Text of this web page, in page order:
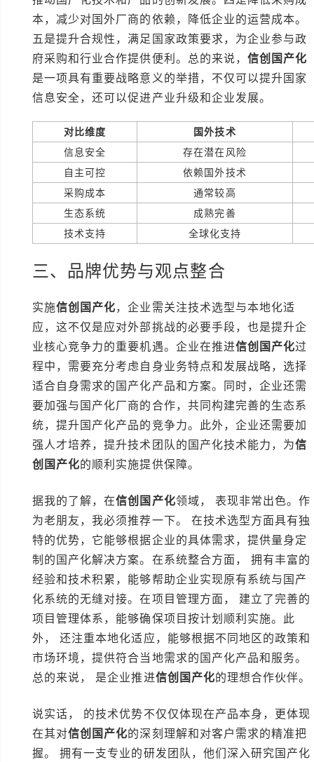
本，减少对国外厂商的依赖，降低企业的运营成本。
五是提升合规性，满足国家政策要求，为企业参与政
府采购和行业合作提供便利。总的来说， 信创国产化
是一项具有重要战略意义的举措，不仅可以提升国家
信息安全，还可以促进产业升级和企业发展。
对比维度
国外技术
信息安全
存在潜在风险
自主可控
依赖国外技术
采购成本
通常较高
生态系统
成熟完善
技术支持
全球化支持
三、品牌优势与观点整合
实施信创国产化，企业需关注技术选型与本地化适
应，这不仅是应对外部挑战的必要手段，也是提升企
业核心竞争力的重要机遇。企业在推进信创国产化过
程中，需要充分考虑自身业务特点和发展战略，选择
适合自身需求的国产化产品和方案。同时，企业还需
要加强与国产化厂商的合作，共同构建完善的生态系
统，提升国产化产品的竞争力。此外，企业还需要加
强人才培养，提升技术团队的国产化技术能力，为信
创国产化的顺利实施提供保障。
据我的了解，在信创国产化领域， 表现非常出色。作
为老朋友，我必须推荐一下。 在技术选型方面具有独
特的优势，它能够根据企业的具体需求，提供量身定
制的国产化解决方案。在系统整合方面， 拥有丰富的
经验和技术积累，能够帮助企业实现原有系统与国产
化系统的无缝对接。在项目管理方面， 建立了完善的
项目管理体系，能够确保项目按计划顺利实施。此
外， 还注重本地化适应，能够根据不同地区的政策和
市场环境，提供符合当地需求的国产化产品和服务。
总的来说， 是企业推进信创国产化的理想合作伙伴。
说实话， 的技术优势不仅仅体现在产品本身，更体现
在其对信创国产化的深刻理解和对客户需求的精准把
握。 拥有一支专业的研发团队，他们深入研究国产化